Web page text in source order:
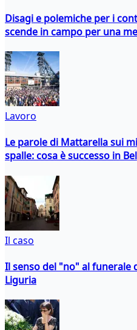
Disagi e polemiche per i
scende in campo per una
Lavoro
Le parole di Mattarella sui
spalle: cosa è successo in
Il caso
Il senso del "no" al funerale
Liguria